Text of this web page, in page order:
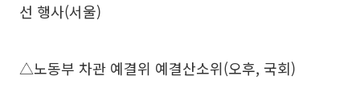
선 행사(서울)
△노동부 차관 예결위 예결산소위(오후, 국회)